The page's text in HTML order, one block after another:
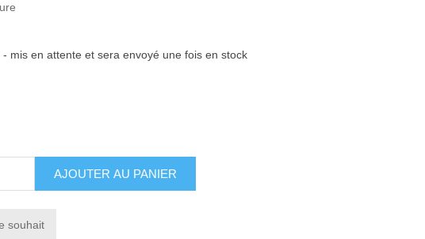
mis en attente et sera envoyé une fois en stock
souhait